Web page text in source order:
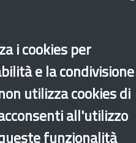
i cookies per
e la condivisione
utilizza cookies di
all'utilizzo
funzionalità